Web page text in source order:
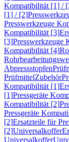
Kompatibilität [1] /
[1] / [2]
Presswerkzeuge
Kompatibilität [3]
[3]Presswerkzeuge
Kompatibilität [4]
Abpressstopfen
PrüfmittelZubehör
Kompatibilität [1]
[1]Pressgeräte
Kompatibilität [2]
Pressgeräte
[2]Ersatzteile für
[2]Universalkoffer
Universalkoffer